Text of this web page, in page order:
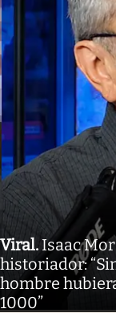
Viral. Isaac
historiador:
hombre
1000”